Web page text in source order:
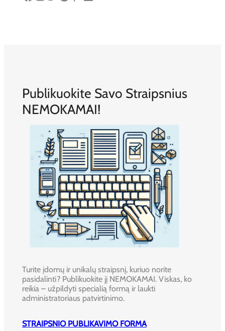
Publikuokite Savo Straipsnius
NEMOKAMAI!
Turite įdomų ir unikalų straipsnį, kuriuo norite
pasidalinti? Publikuokite jį NEMOKAMAI. Viskas, ko
reikia – užpildyti specialią formą ir laukti
administratoriaus patvirtinimo.
STRAIPSNIO PUBLIKAVIMO FORMA